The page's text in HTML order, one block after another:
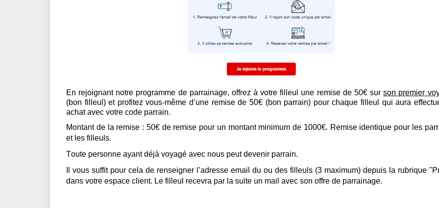
En rejoignant notre programme de parrainage, offrez à votre filleul une remise de 50€ surson premier
(bon filleul) et profitez vous-même d’une remise de 50€ (bon parrain) pour chaque filleul qui aura
achat avec votre code parrain.
Montant de la remise : 50€ de remise pour un montant minimum de 1000€. Remise identique pour les
et les filleuls.
Toute personne ayant déjà voyagé avec nous peut devenir parrain.
Il vous suffit pour cela de renseignerl’adresse email du ou des filleuls (3 maximum) depuis la rubrique
dans votre espace client. Le filleul recevra par la suite un mail avec son offre de parrainage.